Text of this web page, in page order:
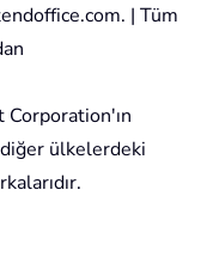
| Tüm
ülkelerdeki